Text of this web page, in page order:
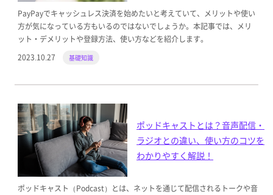
PayPayでキャッシュレス決済を始めたいと考えていて、メリットや使い
方が気になっている方もいるのではないでしょうか。本記事では、メリ
ット・デメリットや登録方法、使い方などを紹介します。
2023.10.27
基礎知識
ポッドキャストとは？音声配信・
ラジオとの違い、使い方のコツを
わかりやすく解説！
ポッドキャスト（Podcast）とは、ネットを通じて配信されるトークや音